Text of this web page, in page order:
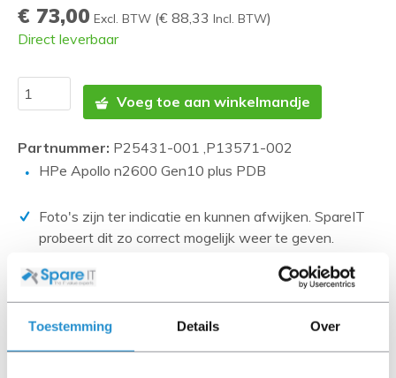
Toestemming Details Over
€ 73,00 Excl. BTW (€ 88,33 Incl. BTW)
Direct leverbaar
Voeg toe aan winkelmandje
Partnummer: P25431-001 ,P13571-002
HPe Apollo n2600 Gen10 plus PDB
Foto's zijn ter indicatie en kunnen afwijken. SpareIT
probeert dit zo correct mogelijk weer te geven.
Disclaimer:
Product foto’s en specificaties worden beschikbaar
gesteld door Universele Databases en zijn vaak
gebaseerd op nieuwe producten.